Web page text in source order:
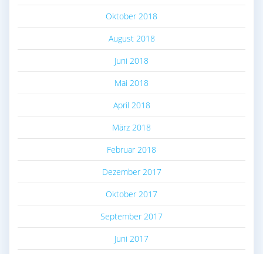
Oktober 2018
August 2018
Juni 2018
Mai 2018
April 2018
März 2018
Februar 2018
Dezember 2017
Oktober 2017
September 2017
Juni 2017